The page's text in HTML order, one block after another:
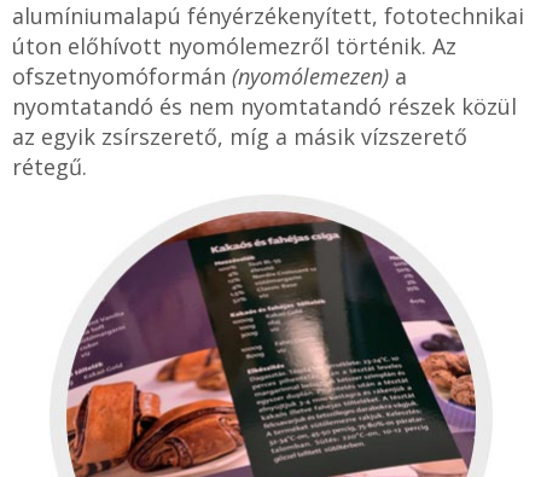
alumíniumalapú fényérzékenyített, fototechnikai
úton előhívott nyomólemezről történik. Az
ofszetnyomóformán (nyomólemezen) a
nyomtatandó és nem nyomtatandó részek közül
az egyik zsírszerető, míg a másik vízszerető
rétegű.